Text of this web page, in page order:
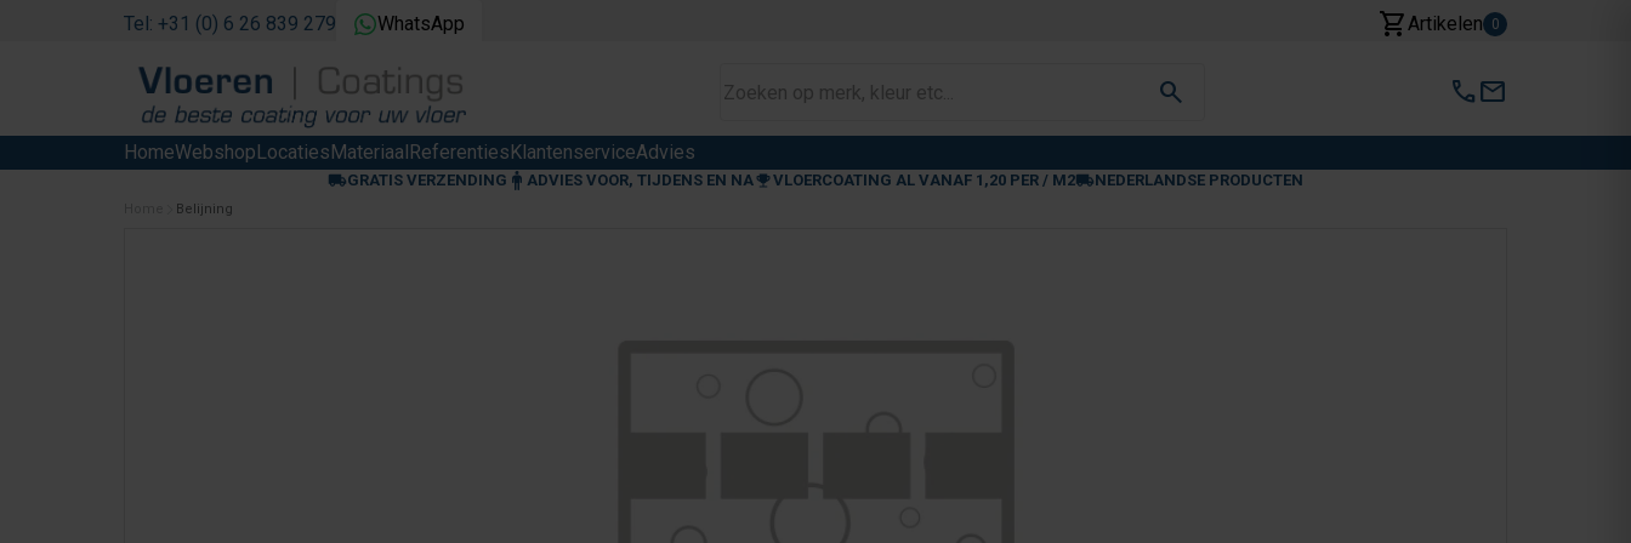
Tel: +31 (0) 6 26 839 279 WhatsApp shopping_cartArtikelen 0
search callmail
HomeWebshopLocatiesMateriaalReferentiesKlantenserviceAdvies
GRATIS VERZENDING ADVIES VOOR, TIJDENS EN NA VLOERCOATING AL VANAF 1,20 PER / M2 NEDERLANDSE PRODUCTEN
Belijning